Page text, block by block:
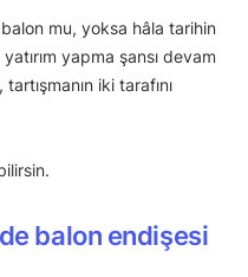
mu, yoksa hâla tarihin
yapma şansı devam
iki tarafını
balon endişesi